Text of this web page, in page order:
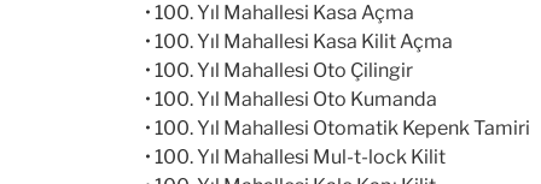
• 100. Yıl Mahallesi Kasa Açma
• 100. Yıl Mahallesi Kasa Kilit Açma
• 100. Yıl Mahallesi Oto Çilingir
• 100. Yıl Mahallesi Oto Kumanda
• 100. Yıl Mahallesi Otomatik Kepenk Tamiri
• 100. Yıl Mahallesi Mul-t-lock Kilit